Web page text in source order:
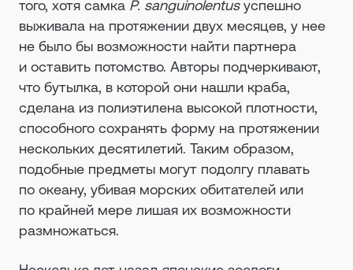
того, хотя самка P. sanguinolentusуспешно
выживала на протяжении двух месяцев, у нее
не было бы возможности найти партнера
и оставить потомство. Авторы подчеркивают,
что бутылка, в которой они нашли краба,
сделана из полиэтилена высокой плотности,
способного сохранять форму на протяжении
нескольких десятилетий. Таким образом,
подобные предметы могут подолгу плавать
по океану, убивая морских обитателей или
по крайней мере лишая их возможности
размножаться.